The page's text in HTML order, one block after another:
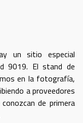
un sitio especial
9019. El stand de
en la fotografía,
a proveedores
de primera